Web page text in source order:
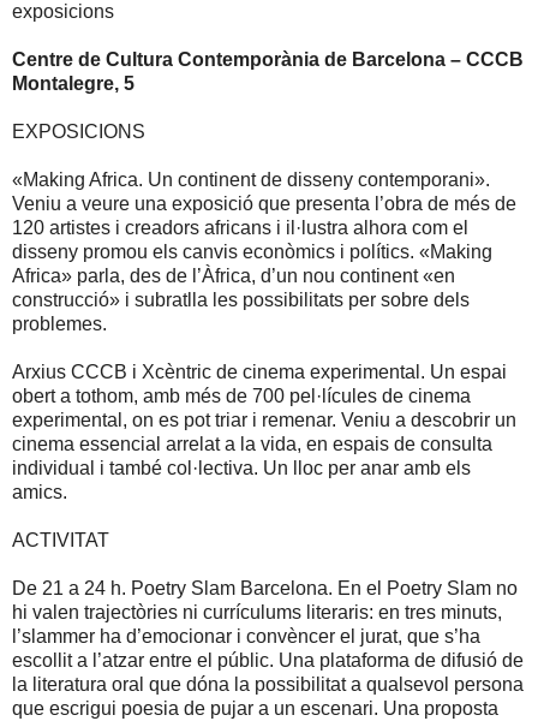
exposicions
Centre de Cultura Contemporània de Barcelona – CCCB
Montalegre, 5
EXPOSICIONS
«Making Africa. Un continent de disseny contemporani».
Veniu a veure una exposició que presenta l’obra de més de
120 artistes i creadors africans i il·lustra alhora com el
disseny promou els canvis econòmics i polítics. «Making
Africa» parla, des de l’Àfrica, d’un nou continent «en
construcció» i subratlla les possibilitats per sobre dels
problemes.
Arxius CCCB i Xcèntric de cinema experimental. Un espai
obert a tothom, amb més de 700 pel·lícules de cinema
experimental, on es pot triar i remenar. Veniu a descobrir un
cinema essencial arrelat a la vida, en espais de consulta
individual i també col·lectiva. Un lloc per anar amb els
amics.
ACTIVITAT
De 21 a 24 h. Poetry Slam Barcelona. En el Poetry Slam no
hi valen trajectòries ni currículums literaris: en tres minuts,
l’slammer ha d’emocionar i convèncer el jurat, que s’ha
escollit a l’atzar entre el públic. Una plataforma de difusió de
la literatura oral que dóna la possibilitat a qualsevol persona
que escrigui poesia de pujar a un escenari. Una proposta